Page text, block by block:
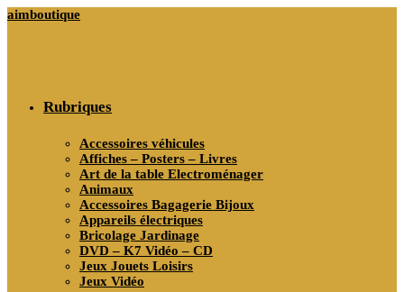
Skip
aimboutique
Rubriques
Accessoires véhicules
Affiches – Posters – Livres
Art de la table Electroménager
Animaux
Accessoires Bagagerie Bijoux
Appareils électriques
Bricolage Jardinage
DVD – K7 Vidéo – CD
Jeux Jouets Loisirs
Jeux Vidéo